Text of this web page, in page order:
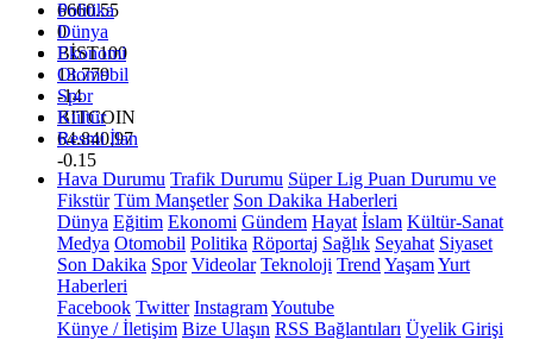
6660.55
0
BİST100
13.779
-14
BITCOIN
64.840,97
-0.15
Politika
Dünya
Ekonomi
Otomobil
Spor
Kültür
Resmi İlan
Hava Durumu Trafik Durumu Süper Lig Puan Durumu ve
Fikstür Tüm Manşetler Son Dakika Haberleri
Dünya Eğitim Ekonomi Gündem Hayat İslam Kültür-Sanat
Medya Otomobil Politika Röportaj Sağlık Seyahat Siyaset
Son Dakika Spor Videolar Teknoloji Trend YaşamYurt
Haberleri
Facebook Twitter InstagramYoutube
Künye / İletişim Bize Ulaşın RSS Bağlantıları Üyelik Girişi